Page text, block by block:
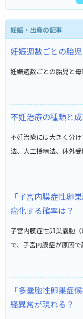
妊娠・出産の記事
妊娠週数ごとの胎
妊娠週数ごとの胎児と母
不妊治療の種類と
不妊治療には大きく分
法、人工授精法、体外受
「子宮内膜症性卵
癌化する確率は？
子宮内膜症性卵巣嚢胞
で、子宮内膜症が原因で
「多嚢胞性卵巣症
経異常が現れる？